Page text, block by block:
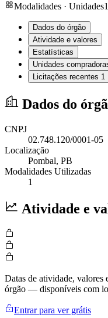
Modalidades · Unidades1
Dados do órgão
Atividade e valores
Estatísticas
Unidades
Licitações recentes 1
Dados do
CNPJ
02.748.120/0001-05
Localização
Pombal, PB
Modalidades Utilizadas
1
Atividade e
Datas de atividade, valores
órgão — disponíveis com
Entrar para ver grátis